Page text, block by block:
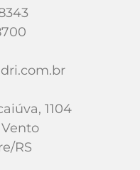
1104
RS